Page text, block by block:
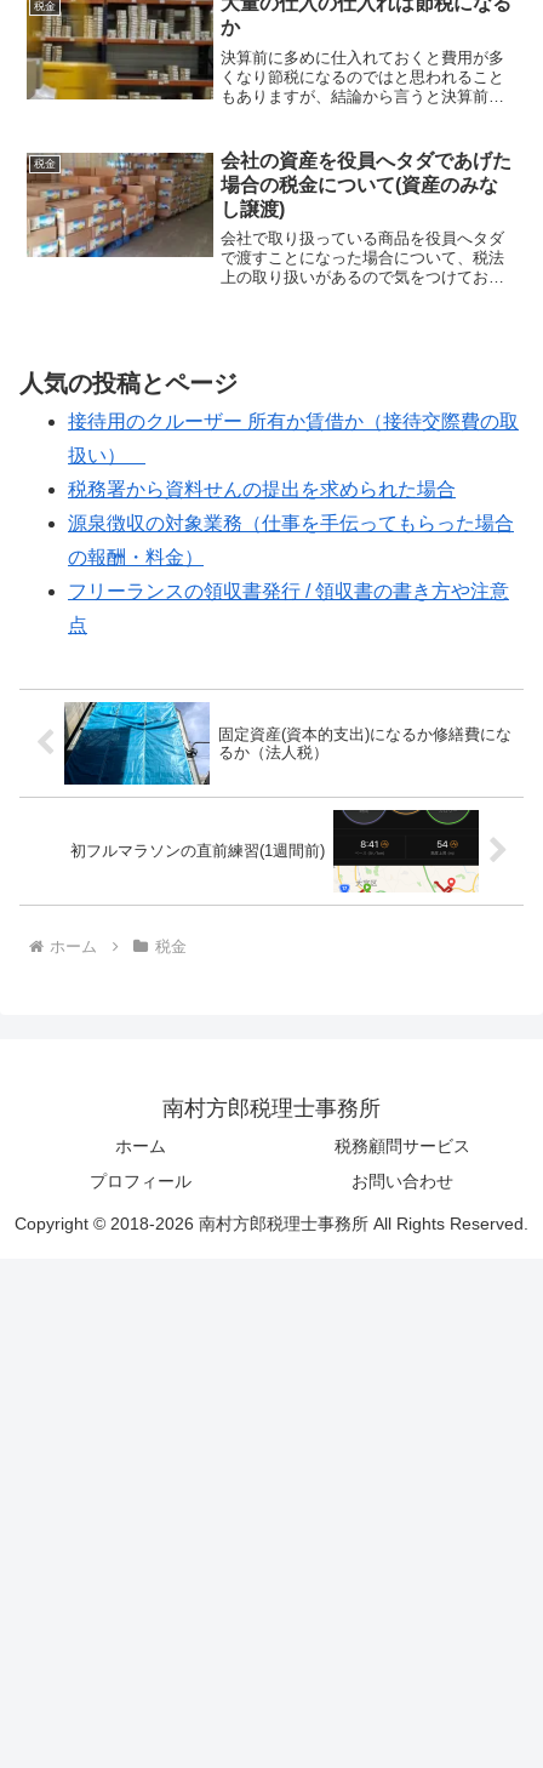
す。この...
税金
か
決算前に多めに仕入れておくと費用が多
くなり節税になるのではと思われること
もありますが、結論から言うと決算前に
になります。売上と対応した仕入れでな
ければ経費になりません。...
税金
会社の資産を役員へタダであげた
場合の税金について(資産のみな
し譲渡)
会社で取り扱っている商品を役員へタダ
で渡すことになった場合について、税法
上の取り扱いがあるので気をつけておき
人気の投稿とページ
接待用のクルーザー 所有か賃借か（接待交際費の取
扱い）
税務署から資料せんの提出を求められた場合
源泉徴収の対象業務（仕事を手伝ってもらった場合
の報酬・料金）
フリーランスの領収書発行 / 領収書の書き方や注意
点
固定資産(資本的支出)になるか修繕費にな
るか（法人税）
初フルマラソンの直前練習(1週間前)
ホーム 税金
南村方郎税理士事務所
ホーム
税務顧問サービス
プロフィール
お問い合わせ
Copyright © 2018-2026 南村方郎税理士事務所 All Rights Reserved.